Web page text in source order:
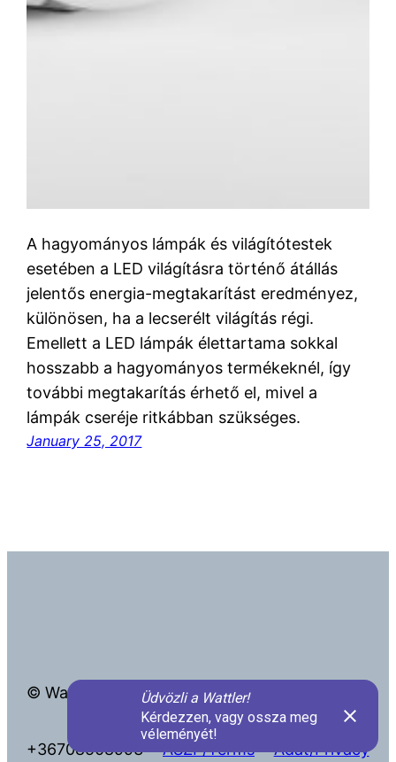
A hagyományos lámpák és világítótestek
esetében a LED világításra történő átállás
jelentős energia-megtakarítást eredményez,
különösen, ha a lecserélt világítás régi.
Emellett a LED lámpák élettartama sokkal
hosszabb a hagyományos termékeknél, így
további megtakarítás érhető el, mivel a
lámpák cseréje ritkábban szükséges.
January 25, 2017
© Wattler Kft. info@wattler.eu
+36708508993 ÁSZF/Terms Adat/Privacy